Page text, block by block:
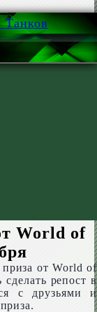
World of
от World of
репост в
с друзьями и